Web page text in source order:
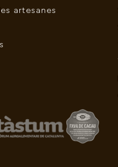
artesanes